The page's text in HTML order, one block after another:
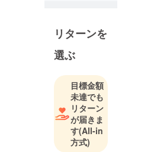
ムを製作す
ることを夢
見るように
度素敵なイ
ラストレー
ターの方と
の出会いで
夢への第一
歩を踏み出
リターンを
選ぶ
目標金額
未達でも
リターン
が届きま
す(All-in
方式)